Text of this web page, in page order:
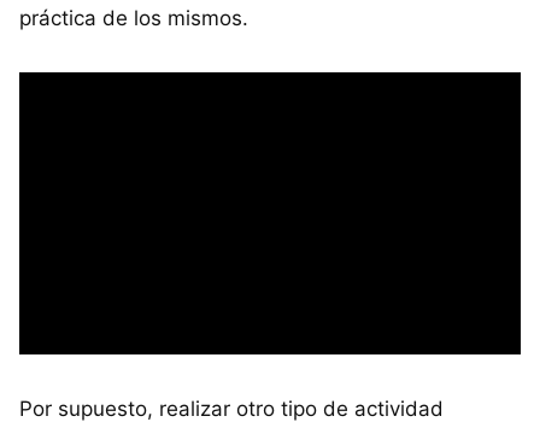
práctica de los mismos.
Por supuesto, realizar otro tipo de actividad